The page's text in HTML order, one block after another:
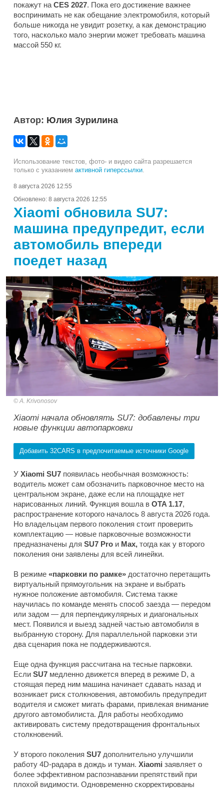
покажут на CES 2027. Пока его достижение важнее
воспринимать не как обещание электромобиля, который
больше никогда не увидит розетку, а как демонстрацию
того, насколько мало энергии может требовать машина
массой 550 кг.
Автор: Юлия Зурилина
Использование текстов, фото- и видео сайта разрешается
только с указанием активной гиперссылки.
8 августа 2026 12:55
Обновлено: 8 августа 2026 12:55
Xiaomi обновила SU7:
машина предупредит, если
автомобиль впереди
поедет назад
A. Krivonosov
Xiaomi начала обновлять SU7: добавлены три
новые функции автопарковки
Добавить 32CARS в предпочитаемые источники Google
У Xiaomi SU7 появилась необычная возможность:
водитель может сам обозначить парковочное место на
центральном экране, даже если на площадке нет
нарисованных линий. Функция вошла в OTA 1.17,
распространение которого началось 8 августа 2026 года.
Но владельцам первого поколения стоит проверить
комплектацию — новые парковочные возможности
предназначены для SU7 Pro и Max, тогда как у второго
поколения они заявлены для всей линейки.
В режиме «парковки по рамке» достаточно перетащить
виртуальный прямоугольник на экране и выбрать
нужное положение автомобиля. Система также
научилась по команде менять способ заезда — передом
или задом — для перпендикулярных и диагональных
мест. Появился и выезд задней частью автомобиля в
выбранную сторону. Для параллельной парковки эти
два сценария пока не поддерживаются.
Еще одна функция рассчитана на тесные парковки.
Если SU7 медленно движется вперед в режиме D, а
стоящая перед ним машина начинает сдавать назад и
возникает риск столкновения, автомобиль предупредит
водителя и сможет мигать фарами, привлекая внимание
другого автомобилиста. Для работы необходимо
активировать систему предотвращения фронтальных
столкновений.
У второго поколения SU7 дополнительно улучшили
работу 4D-радара в дождь и туман. Xiaomi заявляет о
более эффективном распознавании препятствий при
плохой видимости. Одновременно скорректированы